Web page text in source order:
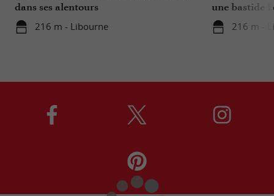
dans ses alentours
216 m - Libourne
une bastide
216 m -